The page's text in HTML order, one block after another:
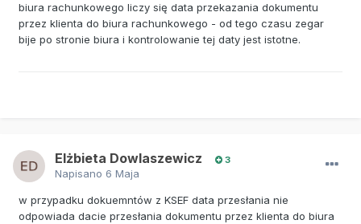
biura rachunkowego liczy się data przekazania dokumentu
przez klienta do biura rachunkowego - od tego czasu zegar
bije po stronie biura i kontrolowanie tej daty jest istotne.
Elżbieta Dowlaszewicz 3
Napisano 6 Maja
w przypadku dokuemntów z KSEF data przesłania nie
odpowiada dacie przesłania dokumentu przez klienta do biura